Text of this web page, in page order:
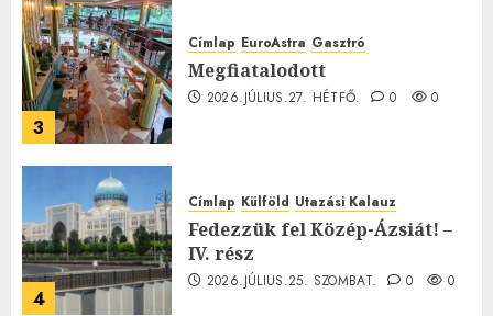
3
Címlap EuroAstra Gasztró
Megfiatalodott
2026.JÚLIUS.27. HÉTFŐ. 0 0
4
Címlap Külföld Utazási Kalauz
Fedezzük fel Közép-Ázsiát! –
IV. rész
2026.JÚLIUS.25. SZOMBAT. 0 0